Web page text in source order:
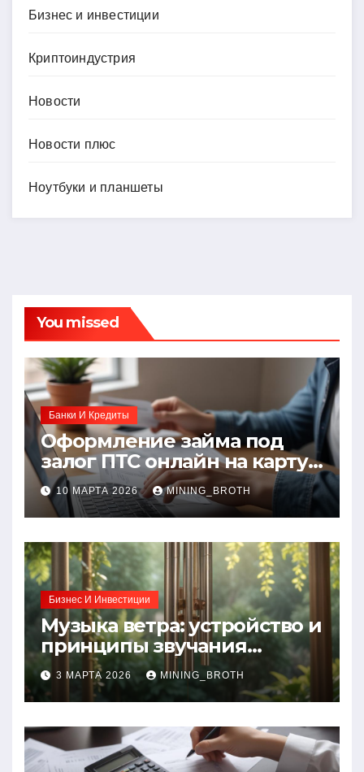
Бизнес и инвестиции
Криптоиндустрия
Новости
Новости плюс
Ноутбуки и планшеты
You missed
Банки И Кредиты
Оформление займа под
залог ПТС онлайн на карту
без визита в офис: порядок,
требования и документы
10 МАРТА 2026 MINING_BROTH
Бизнес И Инвестиции
Музыка ветра: устройство и
принципы звучания
колокольчиков
3 МАРТА 2026 MINING_BROTH